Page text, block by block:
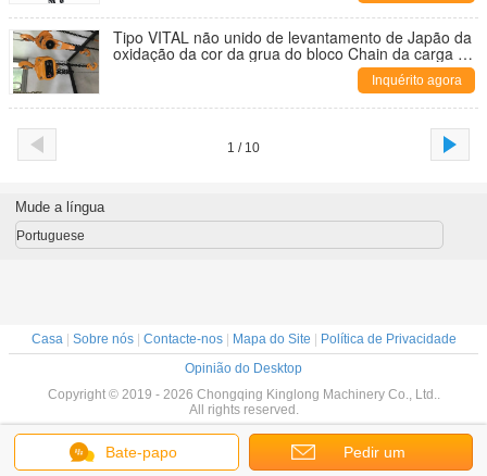
Tipo VITAL não unido de levantamento de Japão da
oxidação da cor da grua do bloco Chain da carga do
Inquérito agora
1 / 10
Bate-papo Pedir um
Mude a língua
Portuguese
Casa| Sobre nós| Contacte-nos| Mapa do Site
Política de Privacidade
Opinião do Desktop
Copyright © 2019 - 2026 Chongqing Kinglong Machinery Co., Ltd..
All rights reserved.